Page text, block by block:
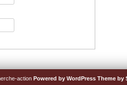
action Powered by WordPress Theme by